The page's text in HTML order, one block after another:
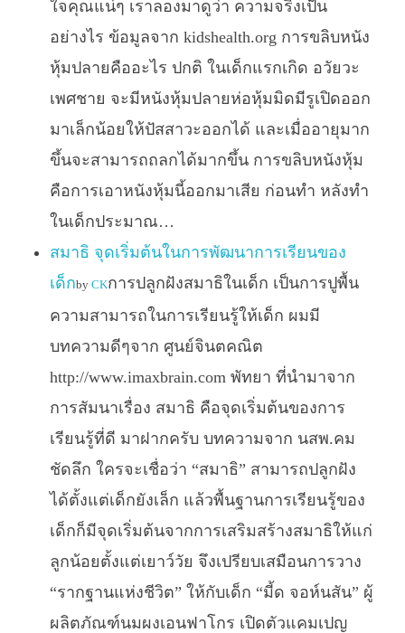
ใจคุณแน่ๆ เราลองมาดูว่า ความจริงเป็น
อย่างไร ข้อมูลจาก kidshealth.org การขลิบหนัง
หุ้มปลายคืออะไร ปกติ ในเด็กแรกเกิด อวัยวะ
เพศชาย จะมีหนังหุ้มปลายห่อหุ้มมิดมีรูเปิดออก
มาเล็กน้อยให้ปัสสาวะออกได้ และเมื่ออายุมาก
ขึ้นจะสามารถถลกได้มากขึ้น การขลิบหนังหุ้ม
คือการเอาหนังหุ้มนี้ออกมาเสีย ก่อนทำ หลังทำ
ในเด็กประมาณ…
สมาธิ จุดเริ่มต้นในการพัฒนาการเรียนของ
เด็กby CKการปลูกฝังสมาธิในเด็ก เป็นการปูพื้น
ความสามารถในการเรียนรู้ให้เด็ก ผมมี
บทความดีๆจาก ศูนย์จินตคณิต
http://www.imaxbrain.com พัทยา ที่นำมาจาก
การสัมนาเรื่อง สมาธิ คือจุดเริ่มต้นของการ
เรียนรู้ที่ดี มาฝากครับ บทความจาก นสพ.คม
ชัดลึก ใครจะเชื่อว่า “สมาธิ” สามารถปลูกฝัง
ได้ตั้งแต่เด็กยังเล็ก แล้วพื้นฐานการเรียนรู้ของ
เด็กก็มีจุดเริ่มต้นจากการเสริมสร้างสมาธิให้แก่
ลูกน้อยตั้งแต่เยาว์วัย จึงเปรียบเสมือนการวาง
“รากฐานแห่งชีวิต” ให้กับเด็ก “มี้ด จอห์นสัน” ผู้
ผลิตภัณฑ์นมผงเอนฟาโกร เปิดตัวแคมเปญ